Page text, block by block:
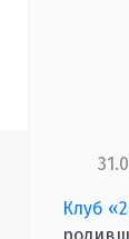
Клуб